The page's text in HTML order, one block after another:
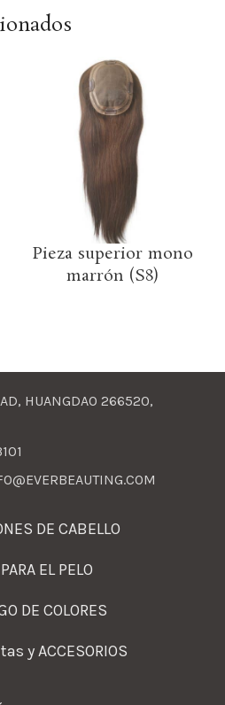
Pieza superior mono
marrón (S8)
HUANGDAO 266520,
DE CABELLO
EL PELO
DE COLORES
y ACCESORIOS